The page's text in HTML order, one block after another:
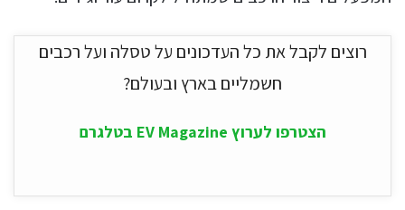
רוצים לקבל את כל העדכונים על טסלה ועל רכבים
חשמליים בארץ ובעולם?
הצטרפו לערוץ EV Magazine בטלגרם